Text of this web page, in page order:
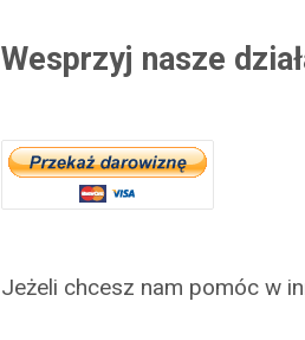
Wesprzyj nasze
Jeżeli chcesz nam pomóc w